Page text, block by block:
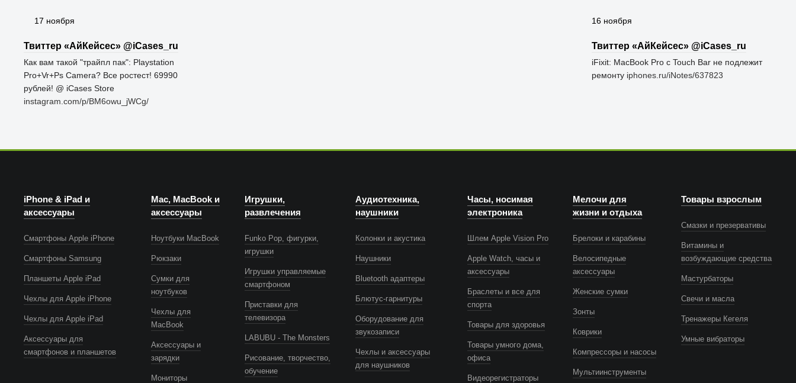
16 ноября
Твиттер «АйКейсес» ‏@iCases_ru
iFixit: MacBook Pro с Touch Bar не подлежит
ремонту iphones.ru/iNotes/637823
17 ноября
Твиттер «АйКейсес» ‏@iCases_ru
Как вам такой "трайпл пак": Playstation
Pro+Vr+Ps Camera? Все ростест! 69990
рублей! @ iCases Store
instagram.com/p/BM6owu_jWCg/
iPhone & iPad и
аксессуары
Смартфоны Apple iPhone
Смартфоны Samsung
Планшеты Apple iPad
Чехлы для Apple iPhone
Чехлы для Apple iPad
Аксессуары для
смартфонов и планшетов
Mac, MacBook и
аксессуары
Ноутбуки MacBook
Рюкзаки
Сумки для
ноутбуков
Чехлы для
MacBook
Аксессуары и
зарядки
Мониторы
Игрушки,
развлечения
Funko Pop, фигурки,
игрушки
Игрушки управляемые
смартфоном
Приставки для
телевизора
LABUBU - The Monsters
Рисование, творчество,
обучение
Аудиотехника,
наушники
Колонки и акустика
Наушники
Bluetooth адаптеры
Блютус-гарнитуры
Оборудование для
звукозаписи
Чехлы и аксессуары
для наушников
Часы, носимая
электроника
Шлем Apple Vision Pro
Apple Watch, часы и
аксессуары
Браслеты и все для
спорта
Товары для здоровья
Товары умного дома,
офиса
Видеорегистраторы
Мелочи для
жизни и отдыха
Брелоки и карабины
Велосипедные
аксессуары
Женские сумки
Зонты
Коврики
Компрессоры и насосы
Мультиинструменты
Товары взрослым
Смазки и презервативы
Витамины и
возбуждающие средства
Мастурбаторы
Свечи и масла
Тренажеры Кегеля
Умные вибраторы